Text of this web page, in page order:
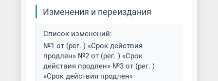
Изменения и переиздания
Список изменений:
№1 от (рег. ) «Срок действия
продлен» №2 от (рег. ) «Срок
действия продлен» №3 от (рег. )
«Срок действия продлен»